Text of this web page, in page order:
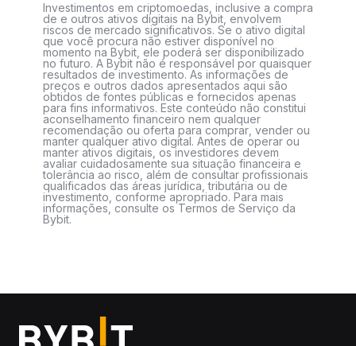
Investimentos em criptomoedas, inclusive a compra
de e outros ativos digitais na Bybit, envolvem
riscos de mercado significativos. Se o ativo digital
que você procura não estiver disponível no
momento na Bybit, ele poderá ser disponibilizado
no futuro. A Bybit não é responsável por quaisquer
resultados de investimento. As informações de
preços e outros dados apresentados aqui são
obtidos de fontes públicas e fornecidos apenas
para fins informativos. Este conteúdo não constitui
aconselhamento financeiro nem qualquer
recomendação ou oferta para comprar, vender ou
manter qualquer ativo digital. Antes de operar ou
manter ativos digitais, os investidores devem
avaliar cuidadosamente sua situação financeira e
tolerância ao risco, além de consultar profissionais
qualificados das áreas jurídica, tributária ou de
investimento, conforme apropriado. Para mais
informações, consulte os Termos de Serviço da
Bybit.